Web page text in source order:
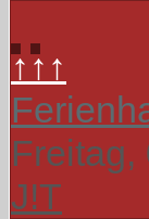
↑↑↑
Freitag,
J!T